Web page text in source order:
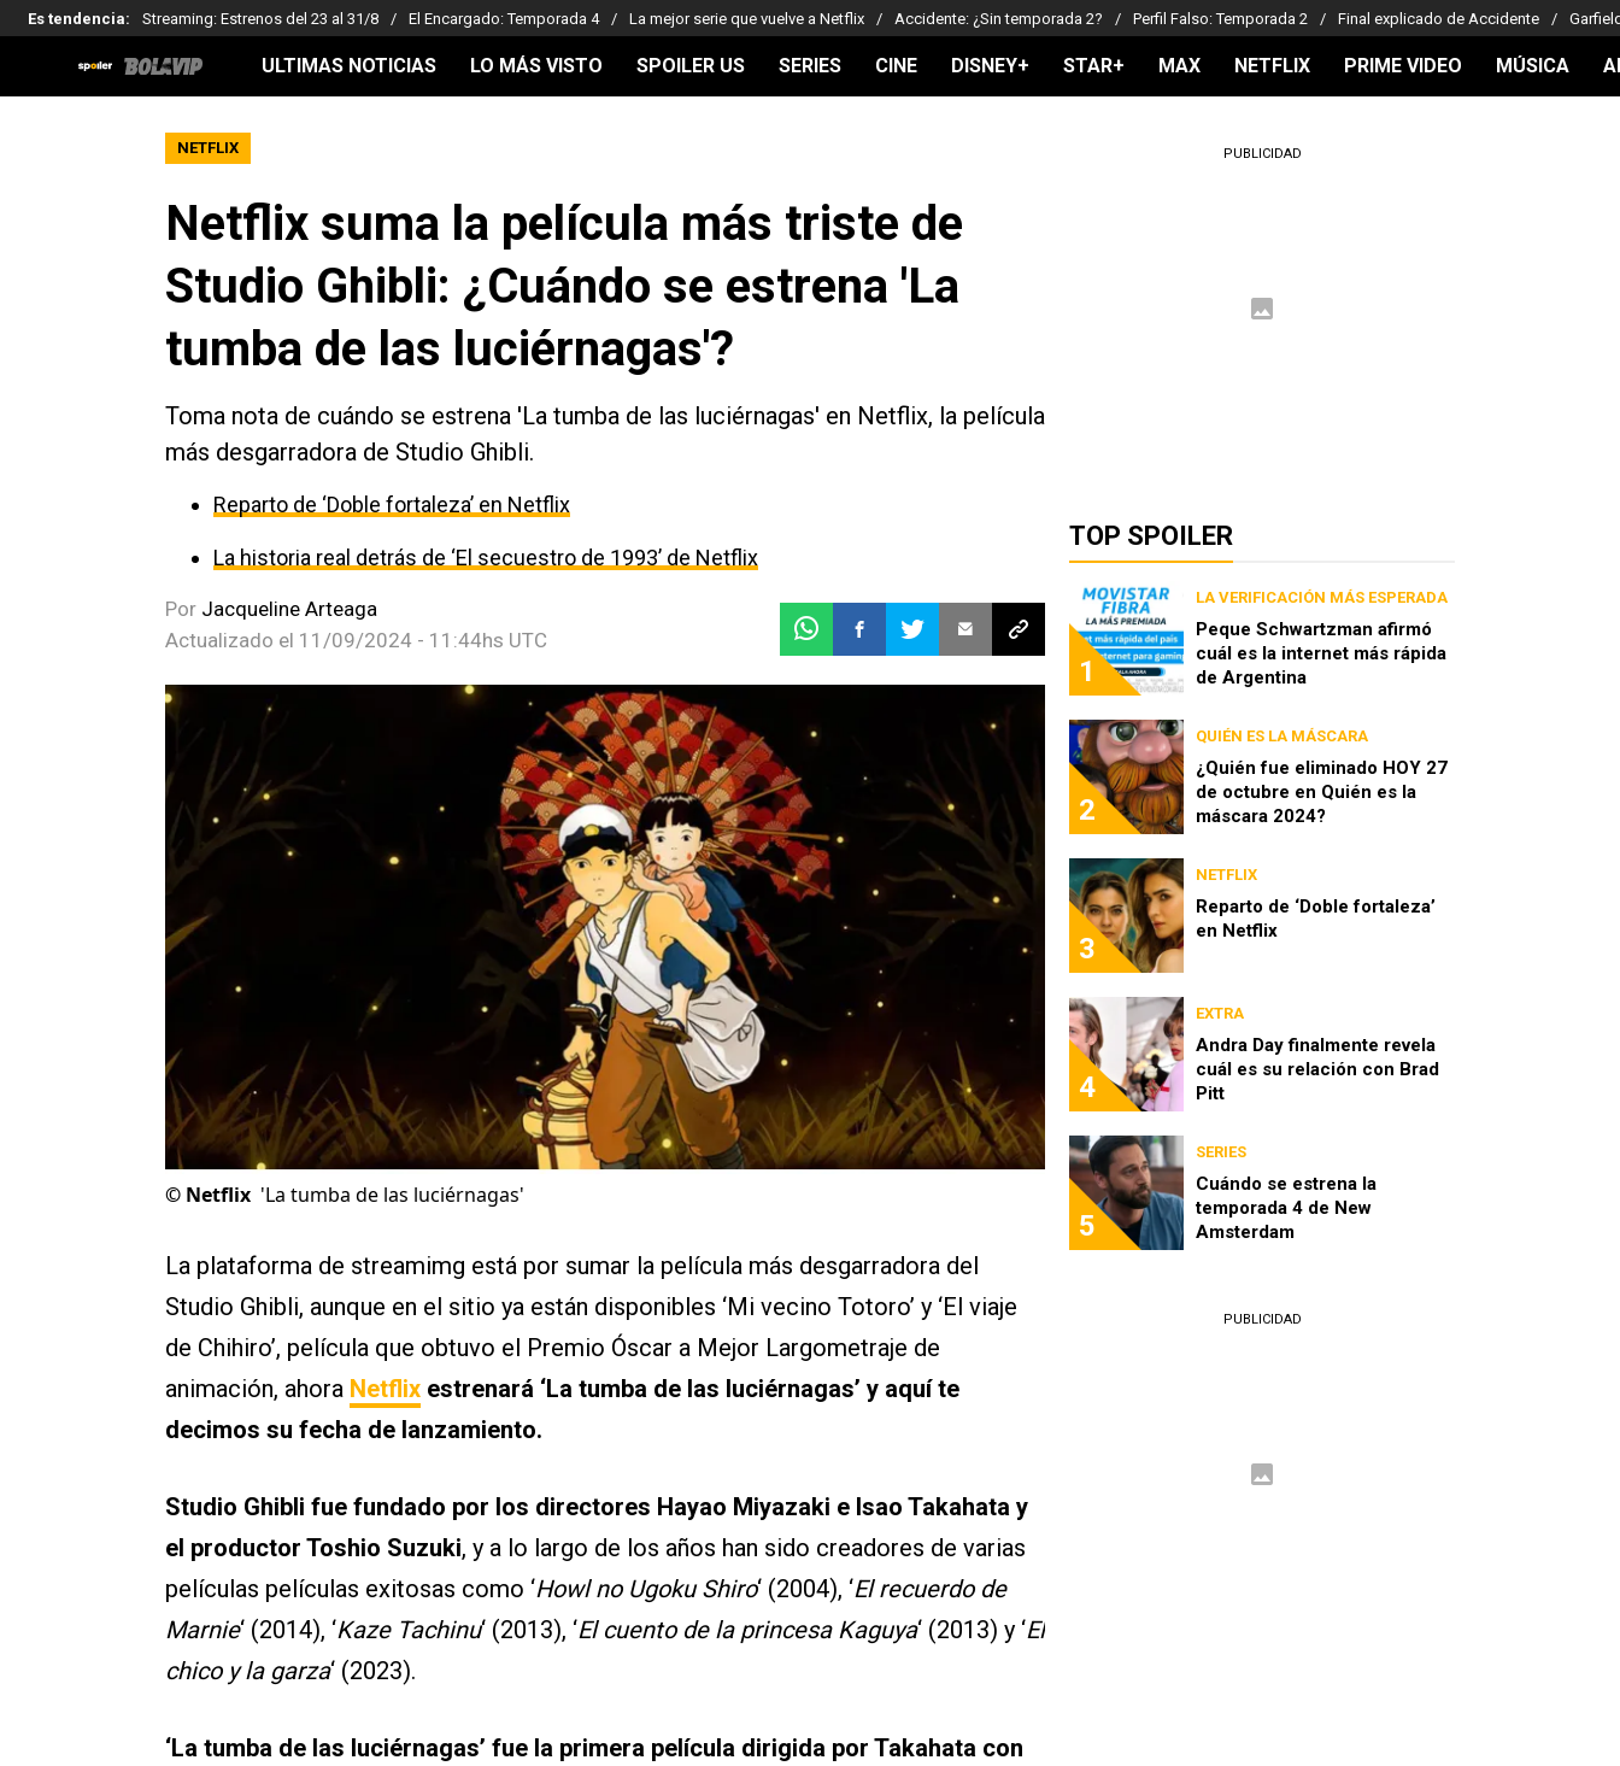
Es tendencia: Streaming: Estrenos del 23 al 31/8 El Encargado: Temporada 4 La mejor serie que vuelve a Netflix Accidente: ¿Sin temporada 2? Perfil Falso: Temporada 2 Final explicado de Accidente
ULTIMAS NOTICIAS LO MÁS VISTO SPOILER US SERIES CINE DISNEY+ STAR+ MAX NETFLIX PRIME VIDEO MÚSICA
NETFLIX
Netflix suma la película más triste de
Studio Ghibli: ¿Cuándo se estrena 'La
tumba de las luciérnagas'?
Toma nota de cuándo se estrena 'La tumba de las luciérnagas' en Netflix, la película
más desgarradora de Studio Ghibli.
Reparto de ‘Doble fortaleza’ en Netflix
La historia real detrás de ‘El secuestro de 1993’ de Netflix
Por Jacqueline Arteaga
Actualizado el 11/09/2024 - 11:44hs UTC
© Netflix 'La tumba de las luciérnagas'
La plataforma de streamimg está por sumar la película más desgarradora del
Studio Ghibli, aunque en el sitio ya están disponibles ‘Mi vecino Totoro’ y ‘El viaje
de Chihiro’, película que obtuvo el Premio Óscar a Mejor Largometraje de
animación, ahora Netflix estrenará ‘La tumba de las luciérnagas’ y aquí te
decimos su fecha de lanzamiento.
Studio Ghibli fue fundado por los directores Hayao Miyazaki e Isao Takahata y
el productor Toshio Suzuki, y a lo largo de los años han sido creadores de varias
películas películas exitosas como ‘Howl no Ugoku Shiro‘ (2004), ‘El recuerdo de
Marnie‘ (2014), ‘Kaze Tachinu‘ (2013), ‘El cuento de la princesa Kaguya‘ (2013) y ‘El
chico y la garza‘ (2023).
‘La tumba de las luciérnagas’ fue la primera película dirigida por Takahata con
PUBLICIDAD
TOP SPOILER
1
LA VERIFICACIÓN MÁS ESPERADA
Peque Schwartzman afirmó
cuál es la internet más rápida
de Argentina
2
QUIÉN ES LA MÁSCARA
¿Quién fue eliminado HOY 27
de octubre en Quién es la
máscara 2024?
3
NETFLIX
Reparto de ‘Doble fortaleza’
en Netflix
4
EXTRA
Andra Day finalmente revela
cuál es su relación con Brad
Pitt
5
SERIES
Cuándo se estrena la
temporada 4 de New
Amsterdam
PUBLICIDAD